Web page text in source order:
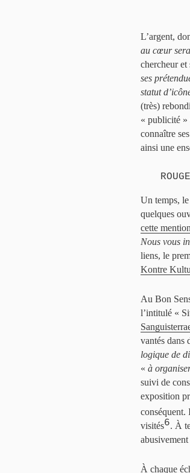
L’argent,
au cœur
chercheur et
ses
statut
(très)
« publicité »
connaître
ainsi une
Un temps,
quelques
cette mention
Nous vous
liens, le
Kontre
Au Bon
l’intitulé «
vantés dans
logique de
« à
suivi de
exposition
conséquent.
visités6. À
À chaque